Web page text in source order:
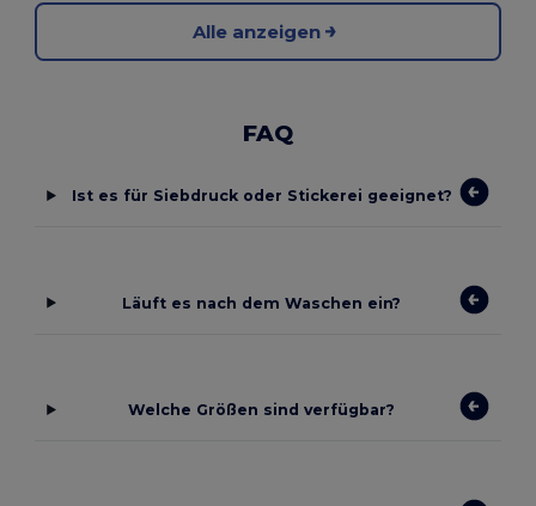
Alle anzeigen
FAQ
Ist es für Siebdruck oder Stickerei geeignet?
Läuft es nach dem Waschen ein?
Welche Größen sind verfügbar?